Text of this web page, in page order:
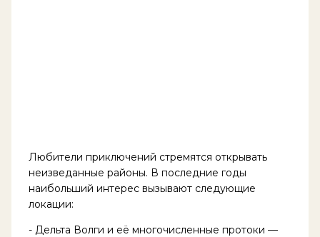
Любители приключений стремятся открывать
неизведанные районы. В последние годы
наибольший интерес вызывают следующие
локации:
- Дельта Волги и её многочисленные протоки —